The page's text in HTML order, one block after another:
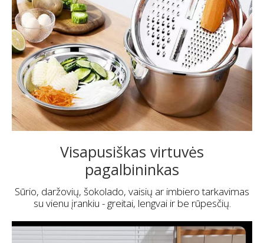
Visapusiškas virtuvės
pagalbininkas
Sūrio, daržovių, šokolado, vaisių ar imbiero tarkavimas
su vienu įrankiu - greitai, lengvai ir be rūpesčių.